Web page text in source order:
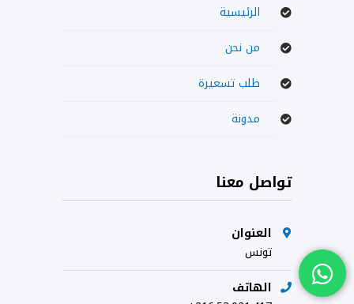
الرئيسية
من نحن
طلب تسعيرة
مدونة
تواصل معنا
العنوان
تونس
الهاتف